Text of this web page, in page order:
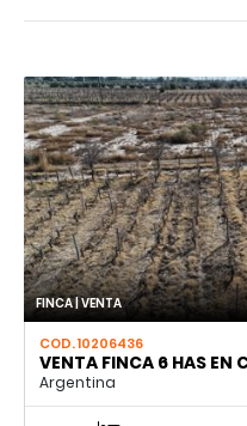
FINCA | VENTA
COD. 10206436
VENTA FINCA 6 HAS EN
Argentina